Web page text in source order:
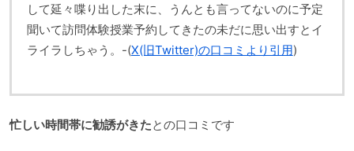
して延々喋り出した末に、うんとも言ってないのに予定
聞いて訪問体験授業予約してきたの未だに思い出すとイ
ライラしちゃう。-(X(旧Twitter)の口コミより引用)
忙しい時間帯に勧誘がきたとの口コミです